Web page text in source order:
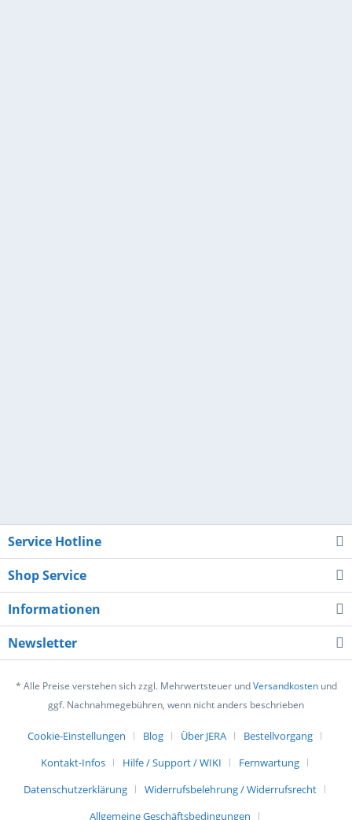
Service Hotline
Shop Service
Informationen
Newsletter
* Alle Preise verstehen sich zzgl. Mehrwertsteuer undVersandkostenund
ggf. Nachnahmegebühren, wenn nicht anders beschrieben
Cookie-Einstellungen Blog Über JERA
Bestellvorgang
Kontakt-Infos
Hilfe / Support / WIKI
Fernwartung
Datenschutzerklärung
Widerrufsbelehrung / Widerrufsrecht
Allgemeine Geschäftsbedingungen